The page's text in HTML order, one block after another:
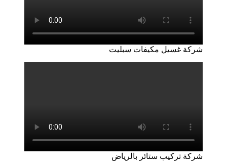
شركة غسيل مكيفات سبليت
شركة تركيب ستائر بالرياض